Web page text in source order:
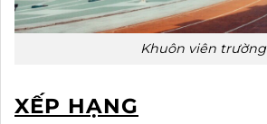
Khuôn viên trường
XẾP HẠNG